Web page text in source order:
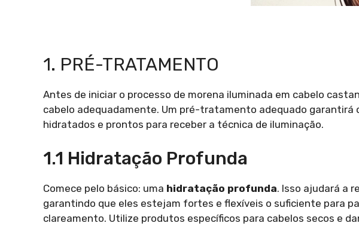
1. PRÉ-TRATAMENTO
Antes de iniciar o processo de morena iluminada em cabelo
cabelo adequadamente. Um pré-tratamento adequado garantirá
hidratados e prontos para receber a técnica de iluminação.
1.1 Hidratação Profunda
Comece pelo básico: uma hidratação profunda. Isso ajudará a
garantindo que eles estejam fortes e flexíveis o suficiente para
clareamento. Utilize produtos específicos para cabelos secos e